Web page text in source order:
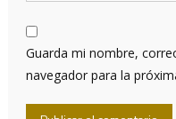
Guarda mi nombre,
navegador para la